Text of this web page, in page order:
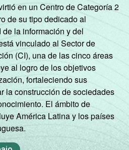
en un Centro de Categoría 2
de su tipo dedicado al
la información y del
vinculado al Sector de
(CI), una de las cinco áreas
al logro de los objetivos
fortaleciendo sus
la construcción de sociedades
El ámbito de
América Latina y los países